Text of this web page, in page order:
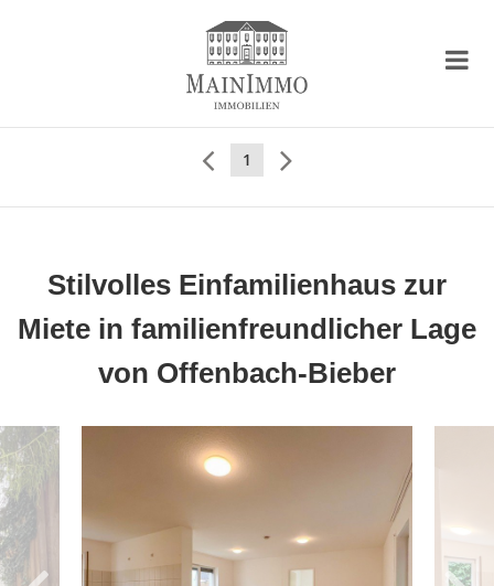
1
Stilvolles Einfamilienhaus zur
Miete in familienfreundlicher Lage
von Offenbach-Bieber